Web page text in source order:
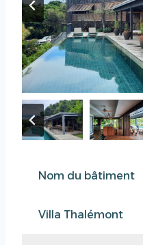
Nom du bâtiment
Villa Thalémont